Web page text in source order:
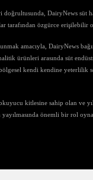
DairyNews süt
özgürce erişilebilir
amacıyla, DairyNews
ürünleri arasında süt
kendi kendine yeterlilik
kitlesine sahip olan ve
önemli bir rol